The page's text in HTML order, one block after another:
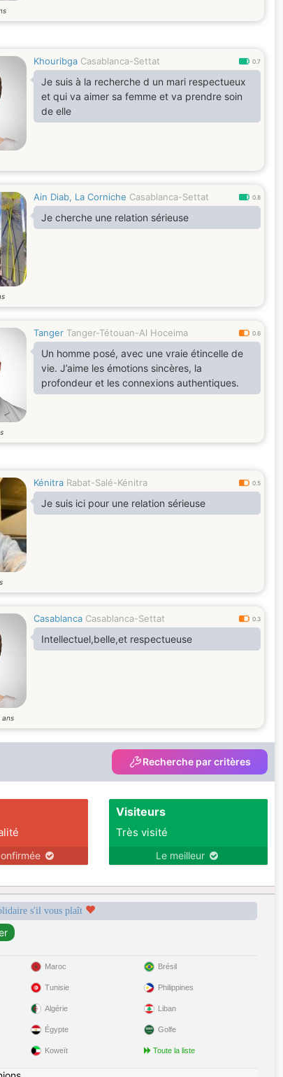
Khouribga Casablanca-Settat 0.7
Je suis à la recherche d un mari respectueux
et qui va aimer sa femme et va prendre soin
de elle
Ain Diab, La Corniche Casablanca-Settat 0.8
Je cherche une relation sérieuse
Tanger Tanger-Tétouan-Al Hoceima 0.6
Un homme posé, avec une vraie étincelle de
vie. J’aime les émotions sincères, la
profondeur et les connexions authentiques.
Kénitra Rabat-Salé-Kénitra 0.5
Je suis ici pour une relation sérieuse
Casablanca Casablanca-Settat 0.3
Intellectuel,belle,et respectueuse
ans
Recherche par critères
Visiteurs
Très visité
Le meilleur
s'il vous plaît
Maroc
Tunisie
Algérie
Égypte
Koweït
Brésil
Philippines
Liban
Golfe
Toute la liste